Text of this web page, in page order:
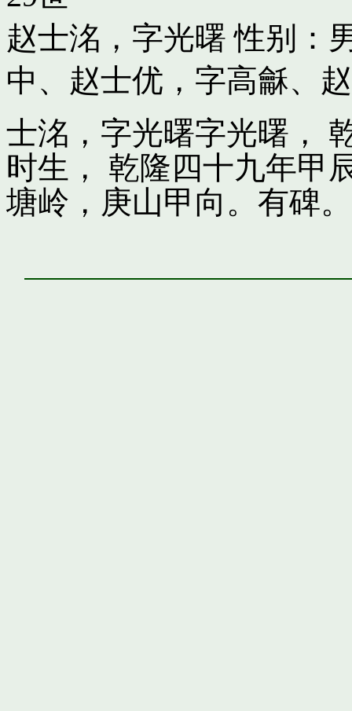
赵士洺，字光曙 性别：
中 、 赵士优，字高龢、
士洺，字光曙字光曙，
时生， 乾隆四十九年甲
塘岭，庚山甲向。有碑。